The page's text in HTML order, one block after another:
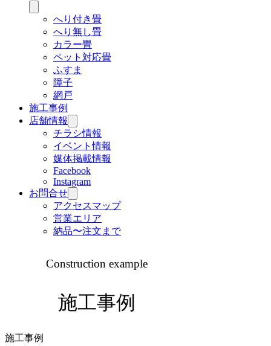
へり付き畳
へり無し畳
カラー畳
ペット対応畳
ふすま
障子
網戸
施工事例
店舗情報
チラシ情報
イベント情報
媒体掲載情報
Facebook
Instagram
お問合せ
アクセスマップ
営業エリア
納品〜注文まで
Construction example
施工事例
施工事例